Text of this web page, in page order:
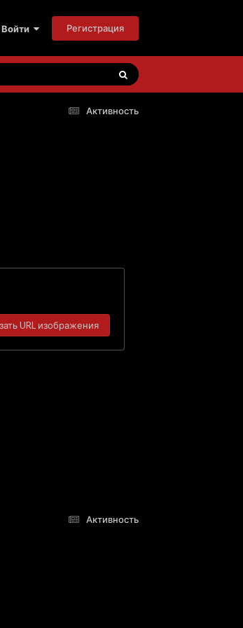
Регистрация
Активность
URL изображения
Активность